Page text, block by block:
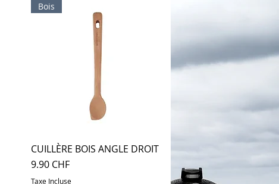
Aperçu rapide
Bois
CUILLÈRE BOIS ANGLE DROIT
Prix
9.90 CHF
Taxe Incluse